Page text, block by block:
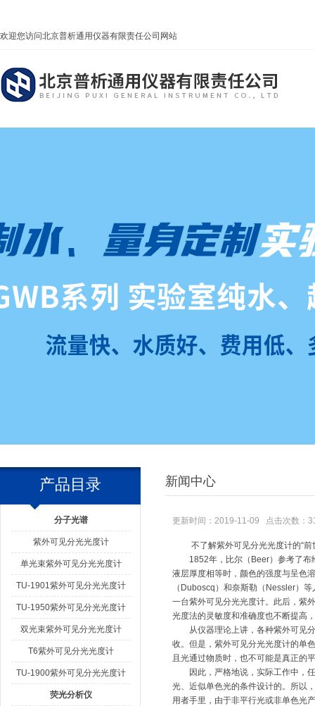
欢迎您访问北京普析通用仪器有限责任公司网站
产品目录
分子光谱
紫外可见分光光度计
单光束紫外可见分光光度计
TU-1901紫外可见分光光度计
TU-1950紫外可见分光光度计
双光束紫外可见分光光度计
T6紫外可见分光光度计
TU-1900紫外可见分光光度计
荧光分析仪
新闻中心
更新时间：2019-11-09 点击次数：
不了解紫外可见分光光度计的“前
1852年，比尔（Beer）参考了布
液层厚度相等时，颜色的强度与呈色
（Duboscq）和奈斯勒（Nessler）
一台紫外可见分光光度计。此后，紫
光度法的灵敏度和准确度也不断提高
从仪器理论上讲，各种紫外可见分
收。但是，紫外可见分光光度计的单
且光通过物质时，也不可能是真正的
因此，严格地说，实际工作中，任
光、近似单色光的条件设计的。所以
用者手里，由于非平行光或非单色光